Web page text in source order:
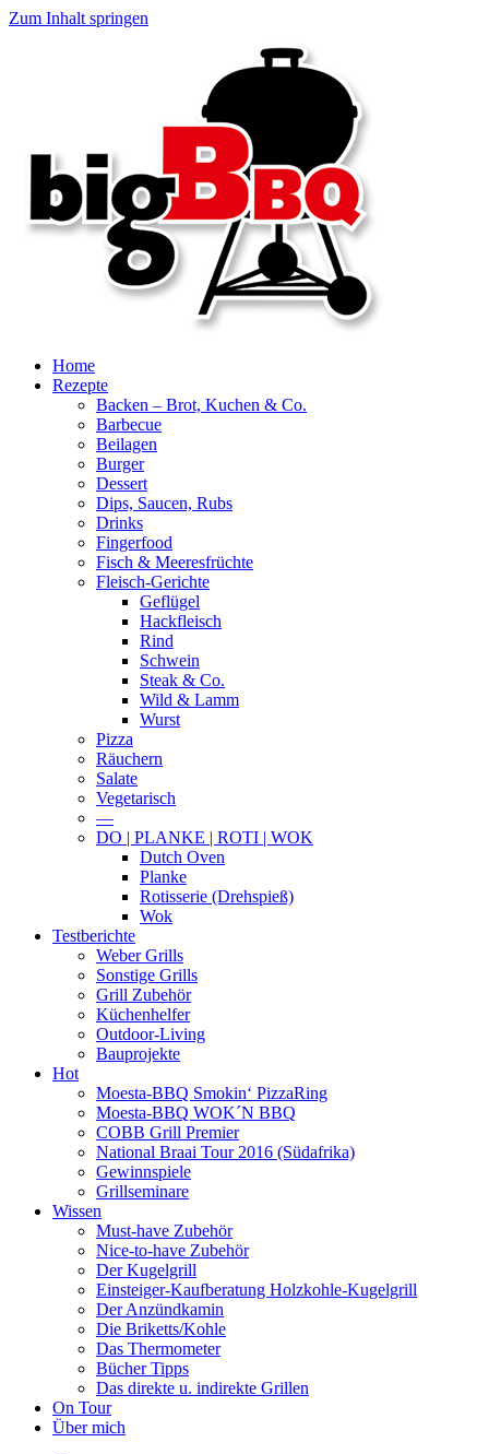
Zum Inhalt springen
Home
Rezepte
Backen – Brot, Kuchen & Co.
Barbecue
Beilagen
Burger
Dessert
Dips, Saucen, Rubs
Drinks
Fingerfood
Fisch & Meeresfrüchte
Fleisch-Gerichte
Geflügel
Hackfleisch
Rind
Schwein
Steak & Co.
Wild & Lamm
Wurst
Pizza
Räuchern
Salate
Vegetarisch
—
DO | PLANKE | ROTI | WOK
Dutch Oven
Planke
Rotisserie (Drehspieß)
Wok
Testberichte
Weber Grills
Sonstige Grills
Grill Zubehör
Küchenhelfer
Outdoor-Living
Bauprojekte
Hot
Moesta-BBQ Smokin‘ PizzaRing
Moesta-BBQ WOK´N BBQ
COBB Grill Premier
National Braai Tour 2016 (Südafrika)
Gewinnspiele
Grillseminare
Wissen
Must-have Zubehör
Nice-to-have Zubehör
Der Kugelgrill
Einsteiger-Kaufberatung Holzkohle-Kugelgrill
Der Anzündkamin
Die Briketts/Kohle
Das Thermometer
Bücher Tipps
Das direkte u. indirekte Grillen
On Tour
Über mich